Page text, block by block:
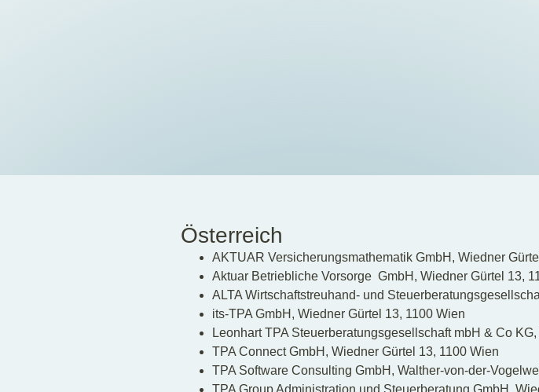
Österreich
AKTUAR Versicherungsmathematik GmbH, Wiedner
Aktuar Betriebliche Vorsorge GmbH, Wiedner Gürtel 13,
ALTA Wirtschaftstreuhand- und
its-TPA GmbH, Wiedner Gürtel 13, 1100 Wien
Leonhart TPA Steuerberatungsgesellschaft mbH & Co
TPA Connect GmbH, Wiedner Gürtel 13, 1100 Wien
TPA Software Consulting GmbH, Walther-von-der-
TPA Group Administration und Steuerberatung GmbH,